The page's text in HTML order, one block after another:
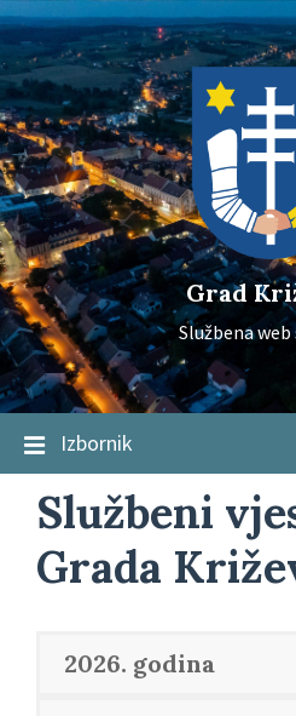
Skip
to
content
Skip
to
main
navigation
Skip
to
footer
Grad
Službena
Izbornik
Službeni
Grada
2026. godina